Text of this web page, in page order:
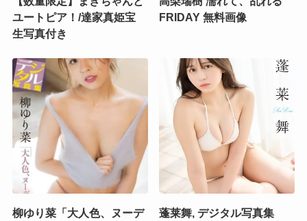
ユートピア！/達家真姫宝
生写真付き
FRIDAY 無料画像
柳ゆり菜「大人色、ヌーデ
蓬莱舞, デジタル写真集